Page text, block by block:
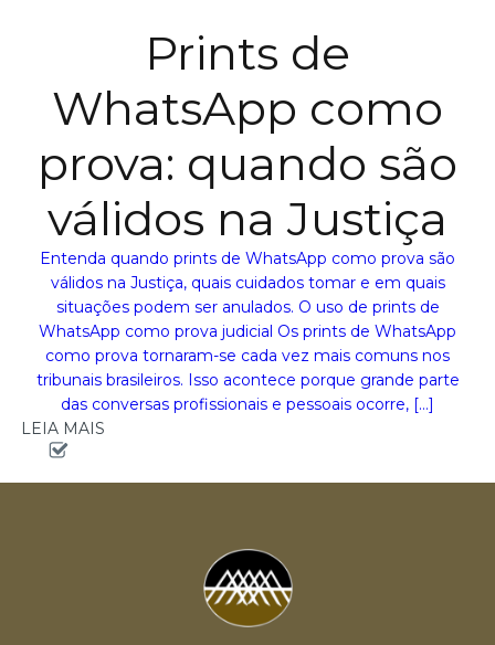
Prints de
WhatsApp como
prova: quando são
válidos na Justiça
Entenda quando prints de WhatsApp como prova são
válidos na Justiça, quais cuidados tomar e em quais
situações podem ser anulados. O uso de prints de
WhatsApp como prova judicial Os prints de WhatsApp
como prova tornaram-se cada vez mais comuns nos
tribunais brasileiros. Isso acontece porque grande parte
das conversas profissionais e pessoais ocorre, […]
LEIA MAIS